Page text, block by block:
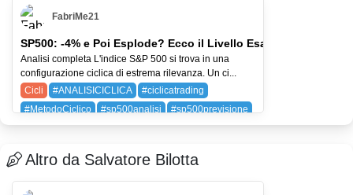
FabriMe21
SP500: -4% e Poi Esplode? Ecco il Livello Esatto
Analisi completa L'indice S&P 500 si trova in una
configurazione ciclica di estrema rilevanza. Un ci...
Cicli
#ANALISICICLICA
#ciclicatrading
#MetodoCiclico
#sp500analisi
#sp500previsione
SPX (SP 500)
Altro da Salvatore Bilotta